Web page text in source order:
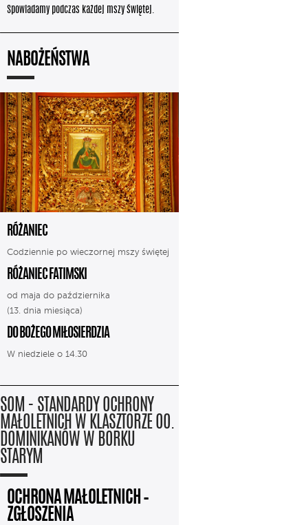
Spowiadamy podczas każdej mszy świętej.
NABOŻEŃSTWA
RÓŻANIEC
Codziennie po wieczornej mszy świętej
RÓŻANIEC FATIMSKI
od maja do października
(13. dnia miesiąca)
DO BOŻEGO MIŁOSIERDZIA
W niedziele o 14.30
SOM - STANDARDY OCHRONY
MAŁOLETNICH W KLASZTORZE OO.
DOMINIKANÓW W BORKU
STARYM
OCHRONA MAŁOLETNICH –
ZGŁOSZENIA